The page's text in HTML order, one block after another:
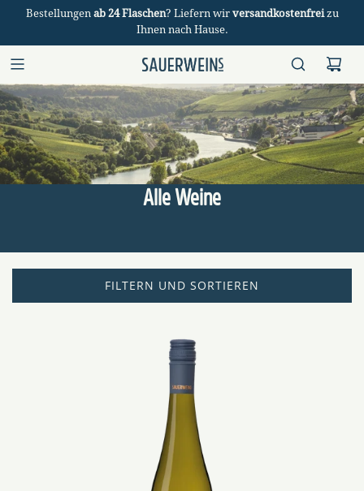
Bestellungen ab 24 Flaschen? Liefern wir versandkostenfreizu
Ihnen nach Hause.
Alle Weine
FILTERN UND SORTIEREN